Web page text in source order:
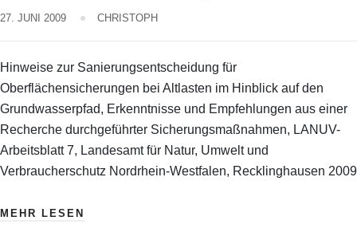
27. JUNI 2009 CHRISTOPH
Hinweise zur Sanierungsentscheidung für
Oberflächensicherungen bei Altlasten im Hinblick auf den
Grundwasserpfad, Erkenntnisse und Empfehlungen aus einer
Recherche durchgeführter Sicherungsmaßnahmen, LANUV-
Arbeitsblatt 7, Landesamt für Natur, Umwelt und
Verbraucherschutz Nordrhein-Westfalen, Recklinghausen 2009
MEHR LESEN